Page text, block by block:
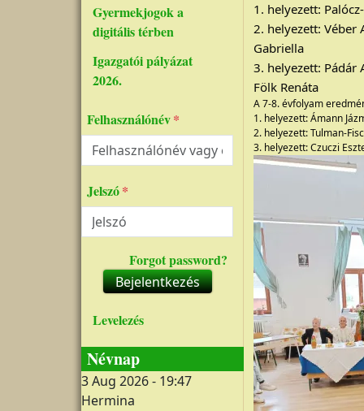
Gyermekjogok a
digitális térben
Igazgatói pályázat
2026.
Felhasználónév
Jelszó
Forgot password?
Bejelentkezés
Levelezés
Névnap
3 Aug 2026 - 19:47
Hermina
1. helyezett:
2. helyezett: Véber
Gabriella
3. helyezett: Pádár
Fölk Renáta
A 7-8. évfolyam
1. helyezett: Ámann
2. helyezett: Tulman-
3. helyezett: Czuczi